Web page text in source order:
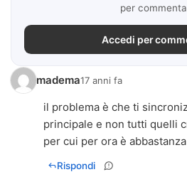
per
Accedi per
madema17 anni fa
il problema è che ti
principale e non tutti quelli
per cui per ora è
Rispondi